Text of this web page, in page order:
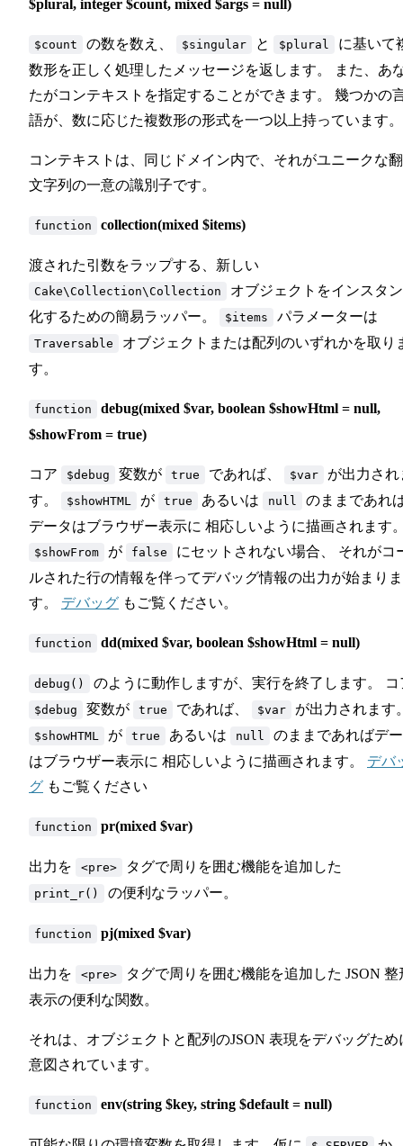
$plural, integer $count, mixed $args = null)
$count の数を数え、 $singular と $plural
に基いて
数形を正しく処理したメッセージを返します。 また、あ
たがコンテキストを指定することができます。 幾つかの
語が、数に応じた複数形の形式を一つ以上持っています。
コンテキストは、同じドメイン内で、それがユニークな
文字列の一意の識別子です。
function collection(mixed $items)
渡された引数をラップする、新しい
Cake\Collection\Collection
オブジェクトをインスタ
化するための簡易ラッパー。
$items パラメーターは
Traversable
オブジェクトまたは配列のいずれかを取り
す。
function
debug(mixed $var, boolean $showHtml = null,
$showFrom = true)
コア $debug 変数が true であれば、 $var
が出力され
す。
$showHTML が true あるいは null
のままであれ
データはブラウザー表示に 相応しいように描画されます
$showFrom が false
にセットされない場合、 それがコ
ルされた行の情報を伴ってデバッグ情報の出力が始まりま
す。 デバッグ もご覧ください。
function dd(mixed $var, boolean $showHtml = null)
debug() のように動作しますが、実行を終了します。 コ
$debug 変数が true であれば、 $var が出力されます
$showHTML が true あるいは null
のままであればデ
はブラウザー表示に 相応しいように描画されます。 デバ
グ もご覧ください
function pr(mixed $var)
出力を <pre> タグで周りを囲む機能を追加した
print_r() の便利なラッパー。
function pj(mixed $var)
出力を <pre>
タグで周りを囲む機能を追加した JSON 整
表示の便利な関数。
それは、オブジェクトと配列のJSON 表現をデバッグため
意図されています。
function env(string $key, string $default = null)